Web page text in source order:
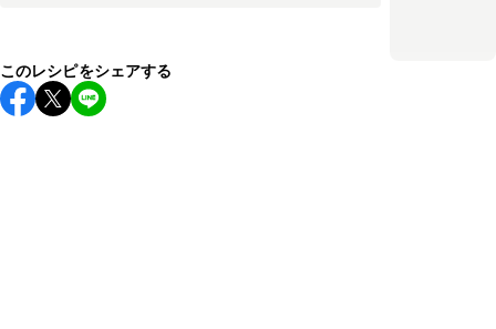
このレシピをシェアする